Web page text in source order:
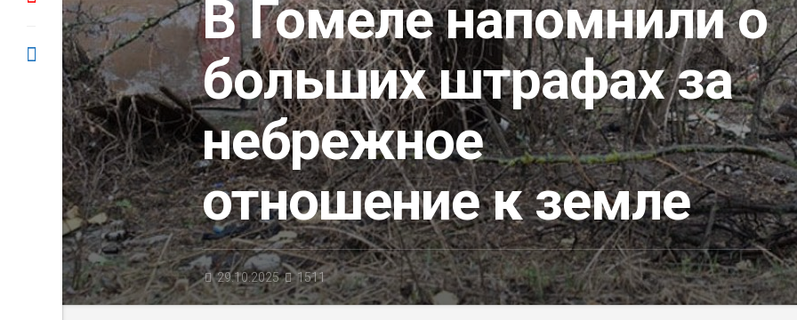
В Гомеле напомнили о
больших штрафах за
небрежное
отношение к земле
29.10.2025 1511